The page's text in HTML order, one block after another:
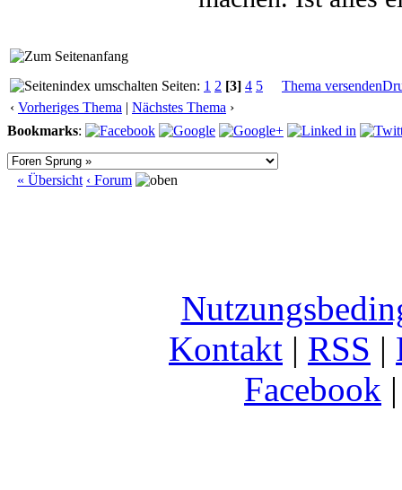
Seiten: 1 2 [3] 4 5 Thema versenden
‹ Vorheriges Thema | Nächstes Thema ›
Bookmarks:
« Übersicht ‹ Forum
Kontakt | RSS |
Facebook